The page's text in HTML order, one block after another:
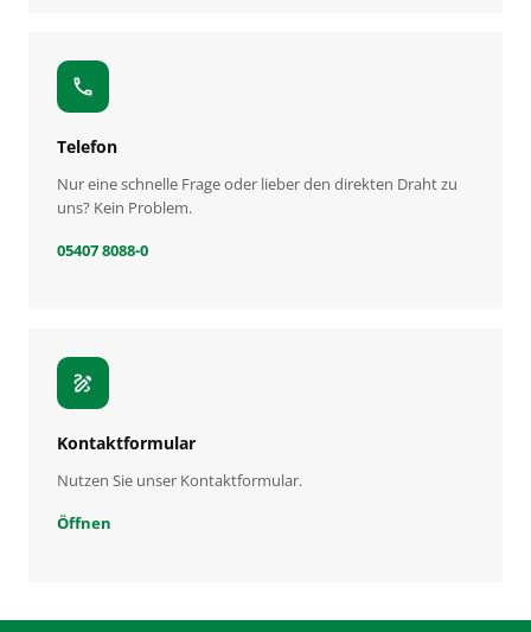
call
Telefon
Nur eine schnelle Frage oder lieber den direkten Draht zu
uns? Kein Problem.
05407 8088-0
draw
Kontaktformular
Nutzen Sie unser Kontaktformular.
Öffnen